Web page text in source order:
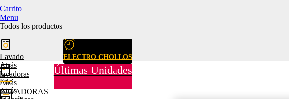
Carrito
Menu
Todos los productos
ELECTRO CHOLLOS
Últimas Unidades
Lavado
Atrás
lavadoras
Atrás
LAVADORAS
Frío
Atrás